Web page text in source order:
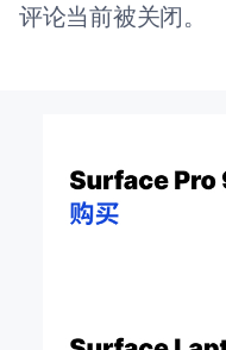
评论当前被关闭。